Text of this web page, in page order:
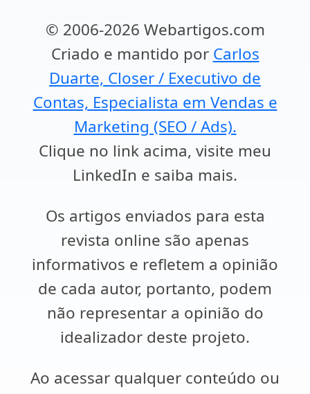
© 2006-2026 Webartigos.com
Criado e mantido por Carlos
Duarte, Closer / Executivo de
Contas, Especialista em Vendas e
Marketing (SEO / Ads).
Clique no link acima, visite meu
LinkedIn e saiba mais.
Os artigos enviados para esta
revista online são apenas
informativos e refletem a opinião
de cada autor, portanto, podem
não representar a opinião do
idealizador deste projeto.
Ao acessar qualquer conteúdo ou